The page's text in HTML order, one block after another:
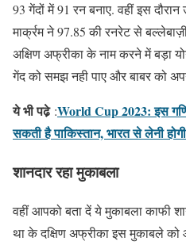
93 गेंदों में 91 रन बनाए. वहीं इस
मार्क्रम ने 97.85 की रनरेट से
अक्षिण अफ्रीका के नाम करने में बड़ा
गेंद को समझ नही पाए और बाबर को
ये भी पढे़:World Cup 2023: इस
सकती है पाकिस्तान, भारत से लेनी
शानदार रहा मुकाबला
वहीं आपको बता दें ये मुकाबला काफी
था के दक्षिण अफ्रीका इस मुकाबले